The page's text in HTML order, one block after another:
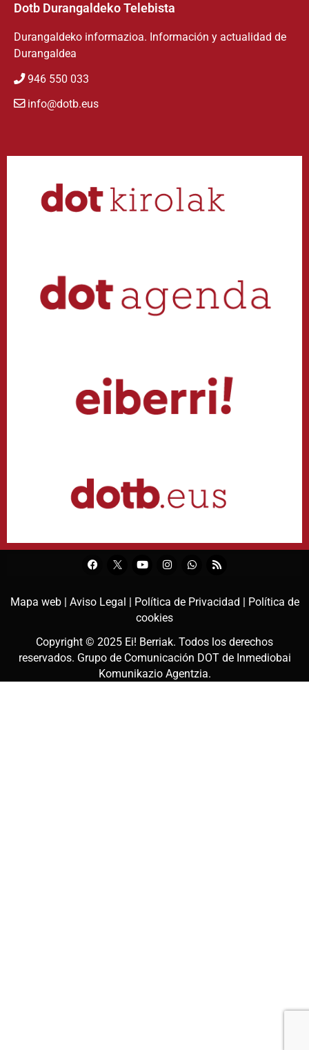
Dotb Durangaldeko Telebista
Durangaldeko informazioa. Información y actualidad de
Durangaldea
946 550 033
info@dotb.eus
Mapa web | Aviso Legal | Política de Privacidad | Política de
cookies
Copyright © 2025 Ei! Berriak. Todos los derechos
reservados. Grupo de Comunicación DOT de Inmediobai
Komunikazio Agentzia.